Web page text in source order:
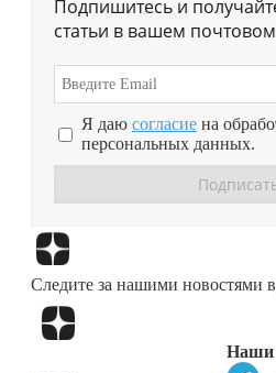
Подпишитесь и
статьи в вашем
Я даю согласие на
персональных данных.
Следите за нашими новостями
Наши